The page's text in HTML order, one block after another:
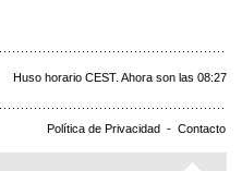
Huso horario CEST. Ahora son las 08:27
Política de Privacidad - Contacto